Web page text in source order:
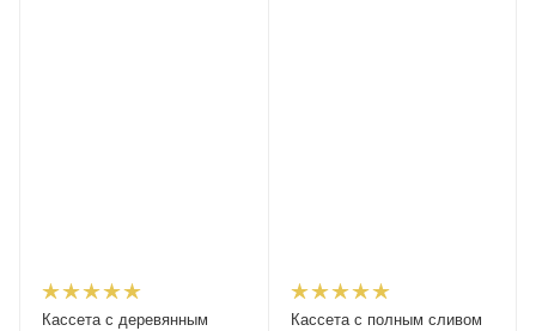
Кассета с деревянным
Кассета с полным сливом